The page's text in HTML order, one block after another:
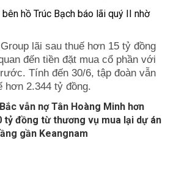
lãi sau thuế hơn 15 tỷ đồng
đến tiền đặt mua cổ phần với
Tính đến 30/6, tập đoàn vẫn
hơn 2.344 tỷ đồng.
vẫn nợ Tân Hoàng Minh hơn
tỷ đồng từ thương vụ mua lại dự án
gần Keangnam